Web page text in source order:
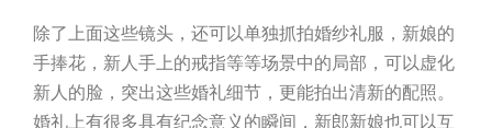
除了上面这些镜头，还可以单独抓拍婚纱礼服，新娘的
手捧花，新人手上的戒指等等场景中的局部，可以虚化
新人的脸，突出这些婚礼细节，更能拍出清新的配照。
婚礼上有很多具有纪念意义的瞬间，新郎新娘也可以互